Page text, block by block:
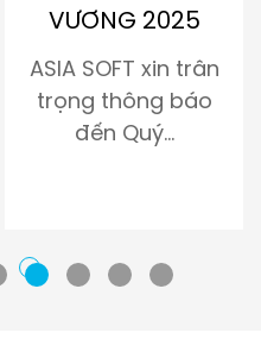
VƯƠNG 2025
ASIA SOFT xin trân
trọng thông báo
đến Quý…